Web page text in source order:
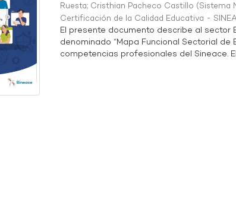
Ruesta; Cristhian Pacheco Castillo (Sistema
Certificación de la Calidad Educativa -
El presente documento describe al sector
denominado “Mapa Funcional Sectorial
competencias profesionales del Sineace. El